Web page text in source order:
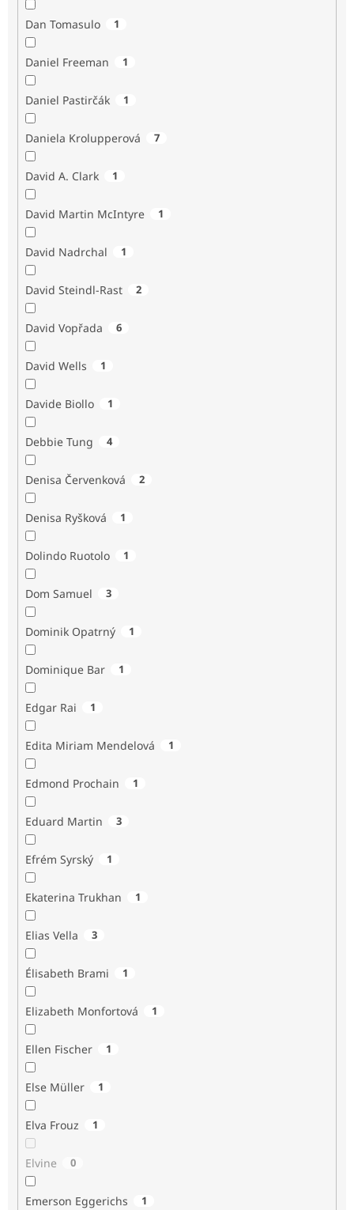
Dan Tomasulo 1
Daniel Freeman 1
Daniel Pastirčák 1
Daniela Krolupperová 7
David A. Clark 1
David Martin McIntyre 1
David Nadrchal 1
David Steindl-Rast 2
David Vopřada 6
David Wells 1
Davide Biollo 1
Debbie Tung 4
Denisa Červenková 2
Denisa Ryšková 1
Dolindo Ruotolo 1
Dom Samuel 3
Dominik Opatrný 1
Dominique Bar 1
Edgar Rai 1
Edita Miriam Mendelová 1
Edmond Prochain 1
Eduard Martin 3
Efrém Syrský 1
Ekaterina Trukhan 1
Elias Vella 3
Élisabeth Brami 1
Elizabeth Monfortová 1
Ellen Fischer 1
Else Müller 1
Elva Frouz 1
Elvine 0
Emerson Eggerichs 1